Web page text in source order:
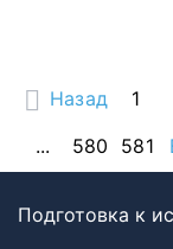
Назад 1
...
580 581
Подготовка к